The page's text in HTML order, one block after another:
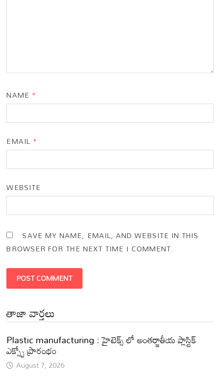
NAME *
EMAIL *
WEBSITE
SAVE MY NAME, EMAIL, AND WEBSITE IN THIS
BROWSER FOR THE NEXT TIME I COMMENT.
తాజా వార్తలు
Plastic manufacturing : హైటెక్స్ లో అంతర్జాతీయ ప్లాస్టిక్
ఎక్స్పో ప్రారంభం
August 7, 2026